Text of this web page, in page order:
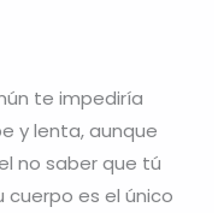
te impediría
y lenta, aunque
no saber que tú
es el único